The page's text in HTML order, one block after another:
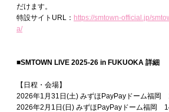
だけます。
特設サイトURL： https://smtown-official.jp/
a/
■SMTOWN LIVE 2025-26 in FUKUOKA 詳細
【日程・会場】
2026年1月31日(土) みずほPayPayドーム福岡
2026年2月1日(日) みずほPayPayドーム福岡